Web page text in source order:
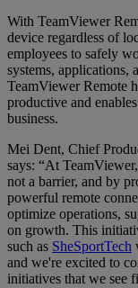
With TeamViewer
device regardless of
employees to safely
systems, applications,
TeamViewer Remote
productive and
business.
Mei Dent, Chief
says: “At
not a barrier, and by
powerful remote
optimize operations,
on growth. This
such as SheSportTech
and we're excited to
initiatives that we see